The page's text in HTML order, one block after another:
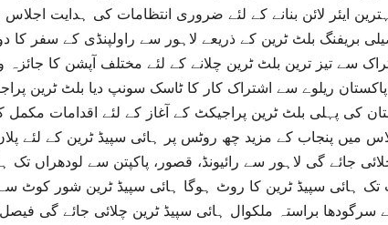
ایئر لائن بنانے کے لئے ضروری انتظامات کی ہدایت
بریفنگ بلٹ ٹرین کے ذریعے لاہور سے راولپنڈی کے سفر کا
سے تیز ترین بلٹ ٹرین چلانے کے لئے مختلف آپشن کا
ریلوے سے اشتراک کار کا ٹاسک سونپ دیا بلٹ ٹرین
کی پہلی بلٹ ٹرین پراجیکٹ کے آغاز کے لئے اقدامات
میں پنجاب کے مزید چھ روٹس پر ہائی سپیڈ ٹرین کے لئے
جائے گی لاہور سے رائیونڈ، قصور، پاکپتن سے لودھراں
ہائی سپیڈ ٹرین کا روٹ ہوگا ہائی سپیڈ ٹرین شور کوٹ
سرگودھا براستہ ملکوال ہائی سپیڈ ٹرین چلائی جائے گی